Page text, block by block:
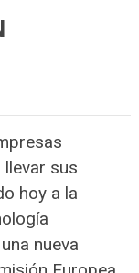
sus
hoy a la
nueva